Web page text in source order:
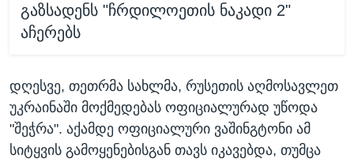
გაზსადენს "ჩრდილოეთის ნაკადი 2"
აჩერებს
დღესვე, თეთრმა სახლმა, რუსეთის აღმოსავლეთ
უკრაინაში მოქმედებას ოფიციალურად უწოდა
"შეჭრა". აქამდე ოფიციალური ვაშინგტონი ამ
სიტყვის გამოყენებისგან თავს იკავებდა, თუმცა